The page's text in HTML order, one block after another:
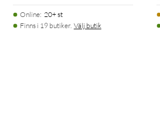
Online: 20+ st
Finns i 19 butiker. Välj butik